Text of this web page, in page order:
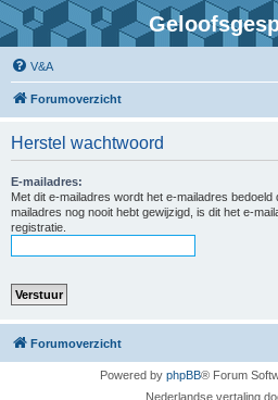
V&A
Forumoverzicht
Herstel wachtwoord
E-mailadres:
Met dit e-mailadres wordt het e-mailadres
mailadres nog nooit hebt gewijzigd, is dit het e-
registratie.
Forumoverzicht
Powered by phpBB® Forum
Nederlandse vertaling